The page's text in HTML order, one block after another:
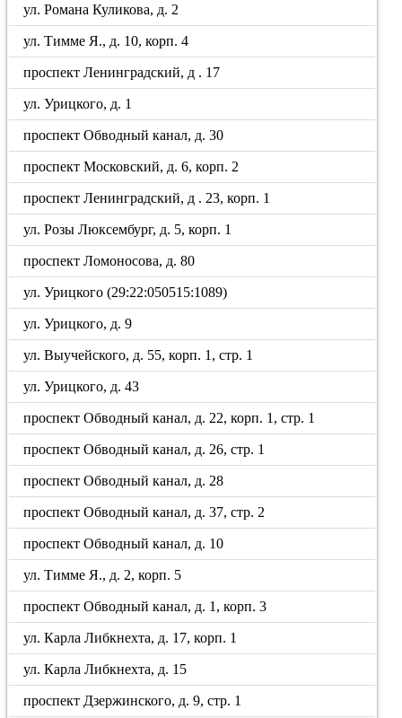
ул. Романа Куликова, д. 2
ул. Тимме Я., д. 10, корп. 4
проспект Ленинградский, д . 17
ул. Урицкого, д. 1
проспект Обводный канал, д. 30
проспект Московский, д. 6, корп. 2
проспект Ленинградский, д . 23, корп. 1
ул. Розы Люксембург, д. 5, корп. 1
проспект Ломоносова, д. 80
ул. Урицкого (29:22:050515:1089)
ул. Урицкого, д. 9
ул. Выучейского, д. 55, корп. 1, стр. 1
ул. Урицкого, д. 43
проспект Обводный канал, д. 22, корп. 1, стр. 1
проспект Обводный канал, д. 26, стр. 1
проспект Обводный канал, д. 28
проспект Обводный канал, д. 37, стр. 2
проспект Обводный канал, д. 10
ул. Тимме Я., д. 2, корп. 5
проспект Обводный канал, д. 1, корп. 3
ул. Карла Либкнехта, д. 17, корп. 1
ул. Карла Либкнехта, д. 15
проспект Дзержинского, д. 9, стр. 1